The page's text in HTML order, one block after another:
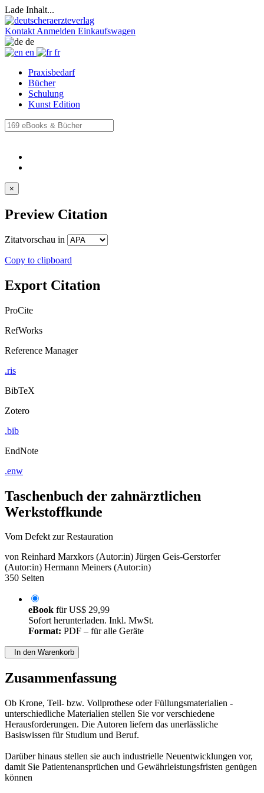
Lade Inhalt...
Kontakt Anmelden Einkaufswagen
de
en
fr
Praxisbedarf
Bücher
Schulung
Kunst Edition
×
Preview Citation
Zitatvorschau in
Copy to clipboard
Export Citation
ProCite
RefWorks
Reference Manager
.ris
BibTeX
Zotero
.bib
EndNote
.enw
Taschenbuch der zahnärztlichen
Werkstoffkunde
Vom Defekt zur Restauration
von Reinhard Marxkors (Autor:in) Jürgen Geis-Gerstorfer
(Autor:in) Hermann Meiners (Autor:in)
350 Seiten
eBook fürUS$ 29,99
Sofort herunterladen. Inkl. MwSt.
Format: PDF – für alle Geräte
In den Warenkorb
Zusammenfassung
Ob Krone, Teil- bzw. Vollprothese oder Füllungsmaterialien -
unterschiedliche Materialien stellen Sie vor verschiedene
Herausforderungen. Die Autoren liefern das unerlässliche
Basiswissen für Studium und Beruf.
Darüber hinaus stellen sie auch industrielle Neuentwicklungen vor,
damit Sie Patientenansprüchen und Gewährleistungsfristen genügen
können